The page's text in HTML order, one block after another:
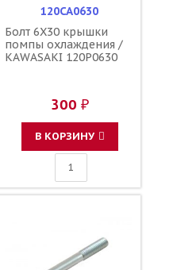
120CA0630
Болт 6X30 крышки
помпы охлаждения /
KAWASAKI 120P0630
300 ₽
В КОРЗИНУ